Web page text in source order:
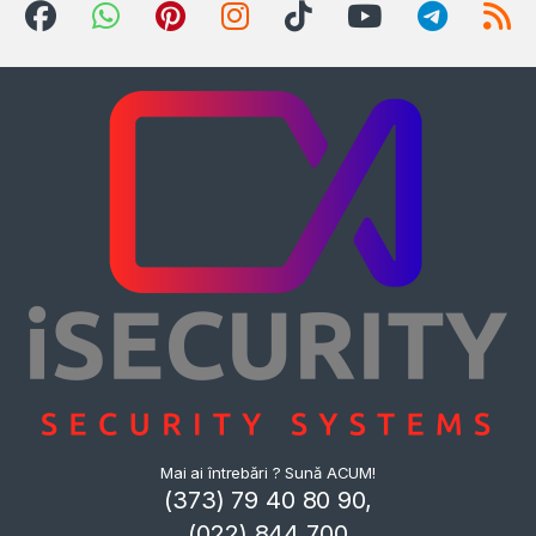
Mai ai întrebări ? Sună ACUM!
(373) 79 40 80 90,